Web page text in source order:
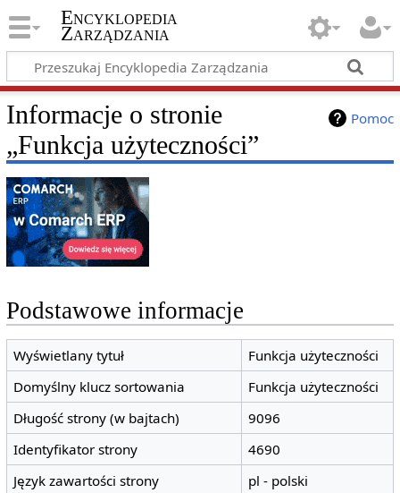
Encyklopedia
Zarządzania
Pomoc
Informacje o stronie
„Funkcja użyteczności”
Podstawowe informacje
Wyświetlany tytuł
Funkcja użyteczności
Domyślny klucz sortowania
Funkcja użyteczności
Długość strony (w bajtach)
9096
Identyfikator strony
4690
Język zawartości strony
pl - polski